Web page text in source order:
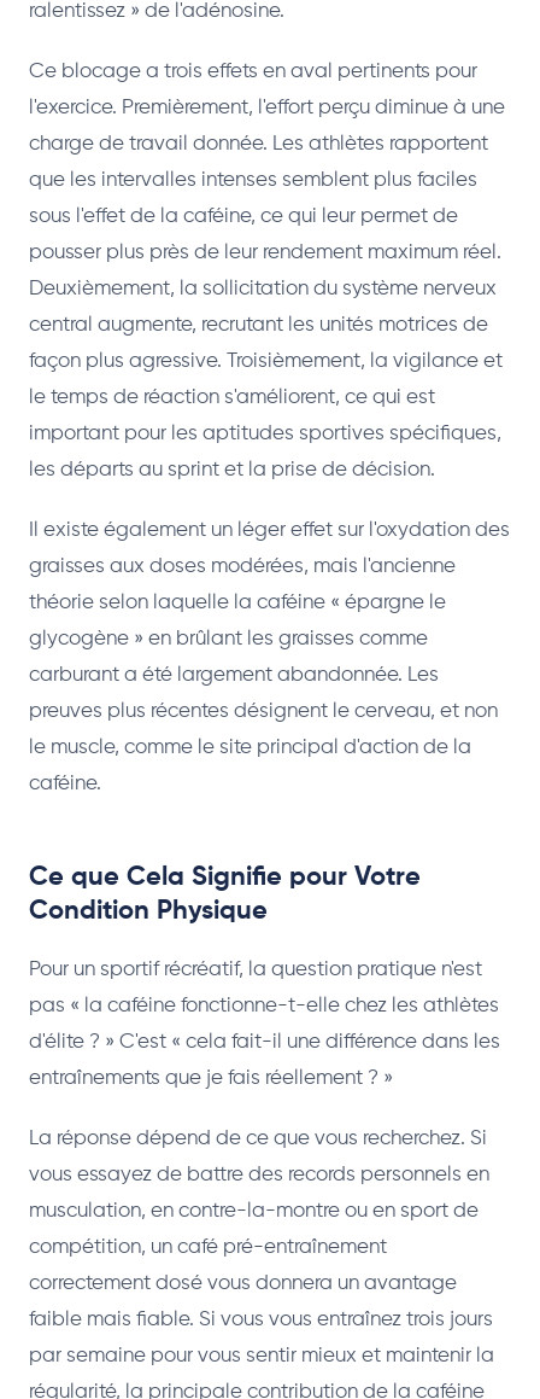
ralentissez » de l'adénosine.
Ce blocage a trois effets en aval pertinents pour
l'exercice. Premièrement, l'effort perçu diminue à une
charge de travail donnée. Les athlètes rapportent
que les intervalles intenses semblent plus faciles
sous l'effet de la caféine, ce qui leur permet de
pousser plus près de leur rendement maximum réel.
Deuxièmement, la sollicitation du système nerveux
central augmente, recrutant les unités motrices de
façon plus agressive. Troisièmement, la vigilance et
le temps de réaction s'améliorent, ce qui est
important pour les aptitudes sportives spécifiques,
les départs au sprint et la prise de décision.
Il existe également un léger effet sur l'oxydation des
graisses aux doses modérées, mais l'ancienne
théorie selon laquelle la caféine « épargne le
glycogène » en brûlant les graisses comme
carburant a été largement abandonnée. Les
preuves plus récentes désignent le cerveau, et non
le muscle, comme le site principal d'action de la
caféine.
Ce que Cela Signifie pour Votre
Condition Physique
Pour un sportif récréatif, la question pratique n'est
pas « la caféine fonctionne-t-elle chez les athlètes
d'élite ? » C'est « cela fait-il une différence dans les
entraînements que je fais réellement ? »
La réponse dépend de ce que vous recherchez. Si
vous essayez de battre des records personnels en
musculation, en contre-la-montre ou en sport de
compétition, un café pré-entraînement
correctement dosé vous donnera un avantage
faible mais fiable. Si vous vous entraînez trois jours
par semaine pour vous sentir mieux et maintenir la
régularité, la principale contribution de la caféine